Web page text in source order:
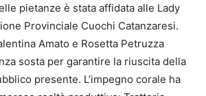
pietanze è stata affidata alle Lady
Provinciale Cuochi Catanzaresi.
Amato e Rosetta Petruzza
sosta per garantire la riuscita della
presente. L’impegno corale ha